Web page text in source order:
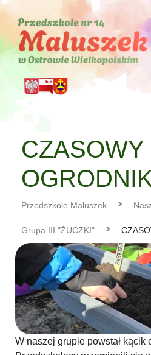
CZASOWY
Przedszkole Maluszek
Grupa III "ŻUCZKI"
W naszej grupie powstał kącik